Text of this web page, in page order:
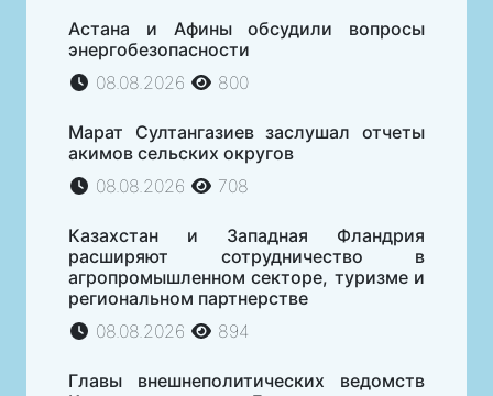
Астана и Афины обсудили вопросы
энергобезопасности
08.08.2026
800
Марат Султангазиев заслушал отчеты
акимов сельских округов
08.08.2026
708
Казахстан и Западная Фландрия
расширяют сотрудничество в
агропромышленном секторе, туризме и
региональном партнерстве
08.08.2026
894
Главы внешнеполитических ведомств